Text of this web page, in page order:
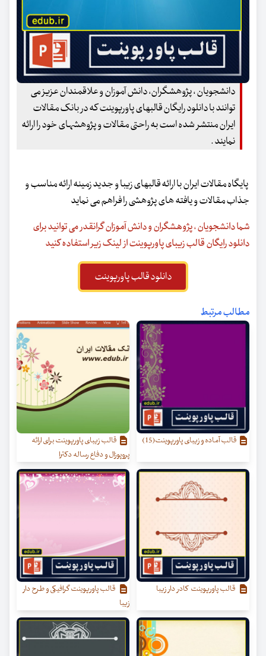
دانشجویان ، پژوهشگران، دانش آموزان و علاقمندان عزیز می
توانند با دانلود رایگان قالبهای پاورپوینت که در بانک مقالات
ایران منتشر شده است به راحتی مقالات و پژوهشهای خود را ارائه
نمایند .
پایگاه مقالات ایران با ارائه قالبهای زیبا و جدید زمینه ارائه مناسب و
جذاب مقالات و یافته های پژوهشی را فراهم می نماید
شما دانشجویان ، پژوهشگران و دانش آموزان گرانقدر می توانید برای
دانلود رایگان قالب زیبای پاورپوینت از لینک زیر استفاده کنید
دانلود قالب پاورپوینت
مطالب مرتبط
قالب آماده و زیبای پاورپوینت(15)
قالب زیبای پاورپوینت برای ارائه
پروپوزال و دفاع رساله دکترا
قالب پاورپوینت کادر دار زیبا
قالب پاورپوینت گرافیکی و طرح دار
زیبا